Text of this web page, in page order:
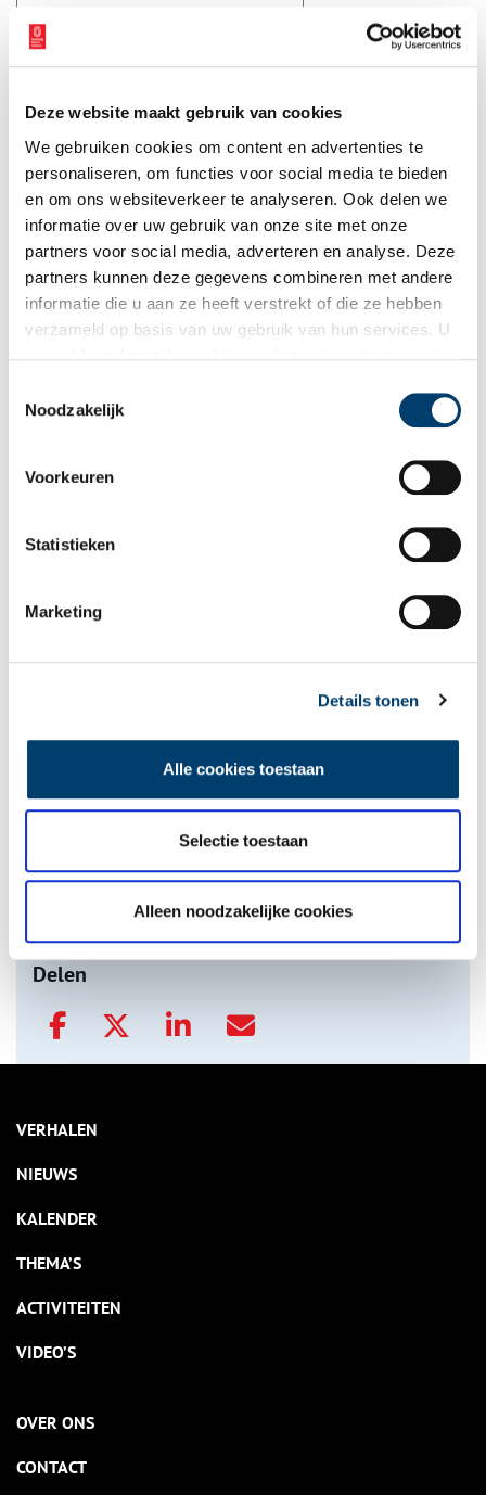
Deze website maakt gebruik van cookies
We gebruiken cookies om content en advertenties te
personaliseren, om functies voor social media te bieden
en om ons websiteverkeer te analyseren. Ook delen we
informatie over uw gebruik van onze site met onze
partners voor social media, adverteren en analyse. Deze
partners kunnen deze gegevens combineren met andere
informatie die u aan ze heeft verstrekt of die ze hebben
verzameld op basis van uw gebruik van hun services. U
Noodzakelijk
Voorkeuren
Statistieken
Marketing
Details tonen
Alle cookies toestaan
Selectie toestaan
Alleen noodzakelijke cookies
Vink dit aan als u op de hoogte gehouden wil worden.
Bekijk meer video's
Tien verdwenen pretparken
De eendenboeten op De Haukes
Nederlandse autofabrieken van vroeger
Delen
VERHALEN
NIEUWS
KALENDER
THEMA’S
ACTIVITEITEN
VIDEO’S
OVER ONS
CONTACT